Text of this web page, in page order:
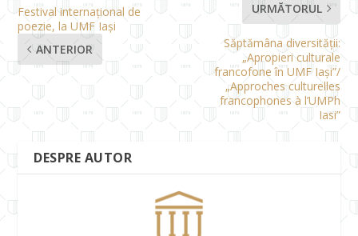
Festival internațional de
poezie, la UMF Iași
ANTERIOR
URMĂTORUL
Săptămâna diversității:
„Apropieri culturale
francofone în UMF Iași”/
„Approches culturelles
francophones à l’UMPh
Iasi”
DESPRE AUTOR